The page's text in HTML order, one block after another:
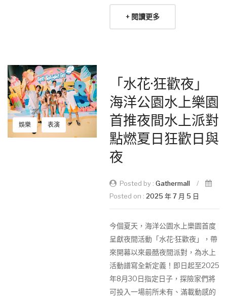
+ 閱讀更多
娛樂 表演
「水花·狂歡夜」
海洋公園水上樂園
首推夜間水上派對
點燃夏日狂歡日與
夜
Posted by : Gathermall
/
Posted on : 2025 年 7 月 5 日
今個夏天，海洋公園水上樂園首度
呈獻夜間活動「水花·狂歡夜」，帶
來開幕以來最酷夜間派對，為水上
活動譜寫全新定義！即日起至2025
年8月30日指定日子，探險家們將
可投入一場前所未有、滿載動感的